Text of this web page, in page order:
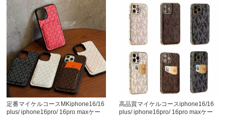
ブランド iphone13/13 pro/13pro
maxケース 耐衝撃 iphone12/12
pro/12pro maxスマホフォンカバ
ー 高品質 iPhone11/11pro max携帯
ケース ファッション 大人気
iPhone11/11 pro/11pro max携帯ケー
ス 大人気 激安通販
定番マイケルコースMKiphone16/16
plus/ iphone16pro/ 16pro maxケー
高品質マイケルコースiphone16/16
plus/ iphone16pro/ 16pro maxケー